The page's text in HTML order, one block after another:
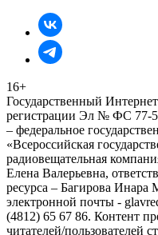
16+
Государственный
регистрации Эл № ФС 77-
– федеральное
«Всероссийская
радиовещательная
Елена Валерьевна,
ресурса – Багирова Инара
электронной почты -
(4812) 65 67 86. Контент
читателей/пользователей